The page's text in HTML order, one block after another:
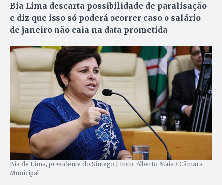
Bia Lima descarta possibilidade de paralisação
e diz que isso só poderá ocorrer caso o salário
de janeiro não caia na data prometida
Bia de Lima, presidente do Sintego | Foto: Alberto Maia / Câmara
Municipal